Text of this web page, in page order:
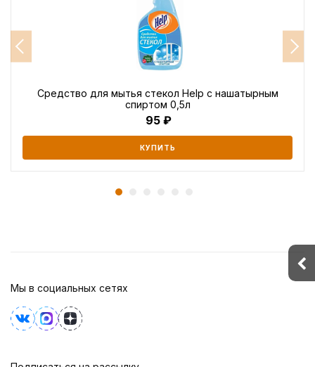
Средство для мытья стекол Help с нашатырным
спиртом 0,5л
95
КУПИТЬ
Мы в социальных сетях